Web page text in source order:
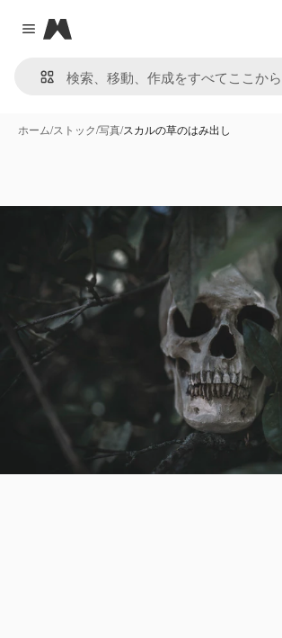
Close menu
Magnific
ホーム/ストック/写真/スカルの草のはみ出し